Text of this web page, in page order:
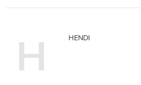
H HENDI